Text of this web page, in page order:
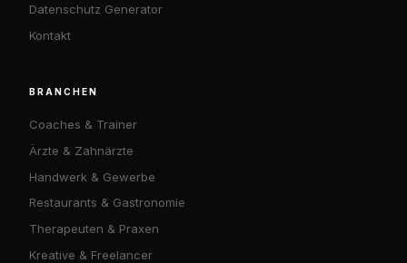
Datenschutz Generator
Kontakt
BRANCHEN
Coaches & Trainer
Ärzte & Zahnärzte
Handwerk & Gewerbe
Restaurants & Gastronomie
Therapeuten & Praxen
Kreative & Freelancer